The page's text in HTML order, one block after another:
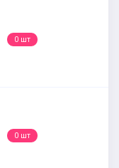
0 шт
0 шт